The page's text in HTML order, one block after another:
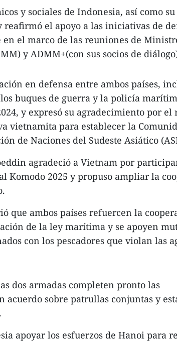
y sociales de Indonesia, así como
el apoyo a las iniciativas de
el marco de las reuniones de
y ADMM+(con sus socios de
en defensa entre ambos países,
buques de guerra y la policía
y expresó su agradecimiento por el
vietnamita para establecer la
de Naciones del Sudeste Asiático
agradeció a Vietnam por
Komodo 2025 y propuso ampliar la
que ambos países refuercen la
de la ley marítima y se apoyen
con los pescadores que violan las
dos armadas completen pronto las
acuerdo sobre patrullas conjuntas y
apoyar los esfuerzos de Hanoi para